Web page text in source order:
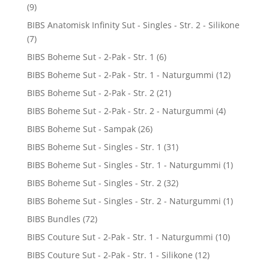
(9)
BIBS Anatomisk Infinity Sut - Singles - Str. 2 - Silikone
(7)
BIBS Boheme Sut - 2-Pak - Str. 1 (6)
BIBS Boheme Sut - 2-Pak - Str. 1 - Naturgummi (12)
BIBS Boheme Sut - 2-Pak - Str. 2 (21)
BIBS Boheme Sut - 2-Pak - Str. 2 - Naturgummi (4)
BIBS Boheme Sut - Sampak (26)
BIBS Boheme Sut - Singles - Str. 1 (31)
BIBS Boheme Sut - Singles - Str. 1 - Naturgummi (1)
BIBS Boheme Sut - Singles - Str. 2 (32)
BIBS Boheme Sut - Singles - Str. 2 - Naturgummi (1)
BIBS Bundles (72)
BIBS Couture Sut - 2-Pak - Str. 1 - Naturgummi (10)
BIBS Couture Sut - 2-Pak - Str. 1 - Silikone (12)